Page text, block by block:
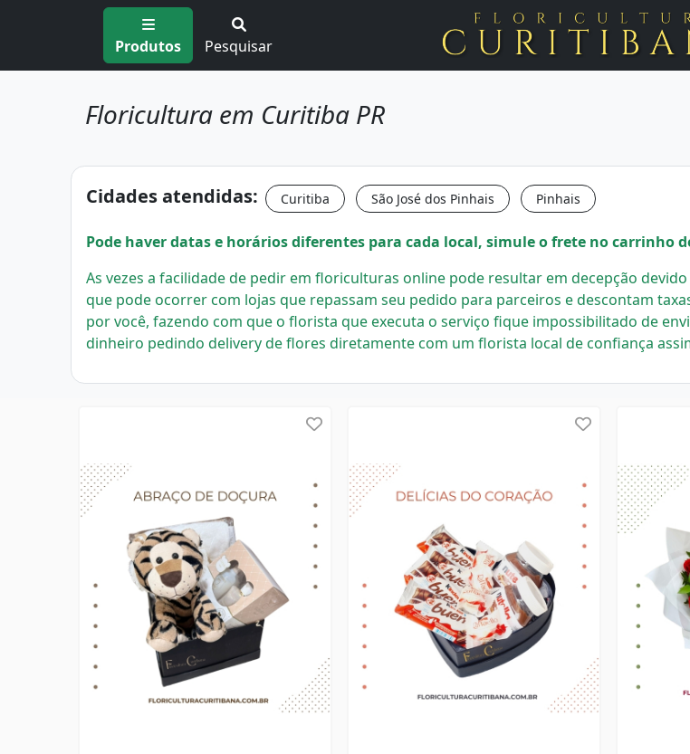
Produtos Pesquisar
Floricultura em Curitiba PR
Cidades atendidas: Curitiba São José dos Pinhais Pinhais
Pode haver datas e horários diferentes para cada local, simule o frete no carrinho
As vezes a facilidade de pedir em floriculturas online pode resultar em decepção
que pode ocorrer com lojas que repassam seu pedido para parceiros e descontam
por você, fazendo com que o florista que executa o serviço fique impossibilitado de
dinheiro pedindo delivery de flores diretamente com um florista local de confiança